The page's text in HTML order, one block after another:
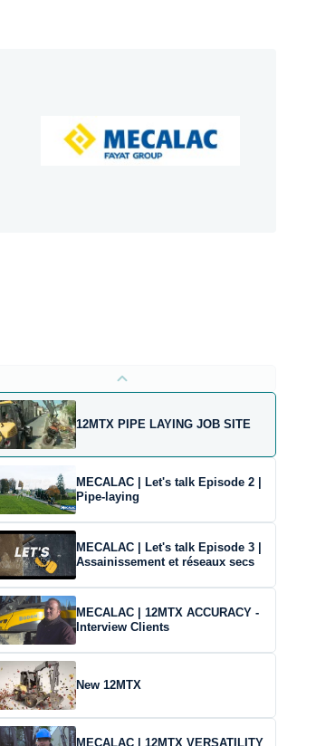
12MTX PIPE LAYING JOB SITE
MECALAC | Let's talk Episode 2 |
Pipe-laying
MECALAC | Let's talk Episode 3 |
Assainissement et réseaux secs
MECALAC | 12MTX ACCURACY -
Interview Clients
New 12MTX